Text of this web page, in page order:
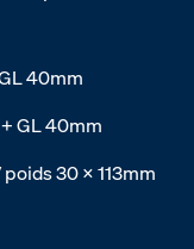
40mm
GL 40mm
30 x 113mm